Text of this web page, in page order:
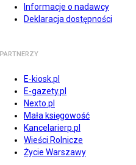
Informacje o nadawcy
Deklaracja dostępności
PARTNERZY
E-kiosk.pl
E-gazety.pl
Nexto.pl
Mała księgowość
Kancelarierp.pl
Wieści Rolnicze
Życie Warszawy